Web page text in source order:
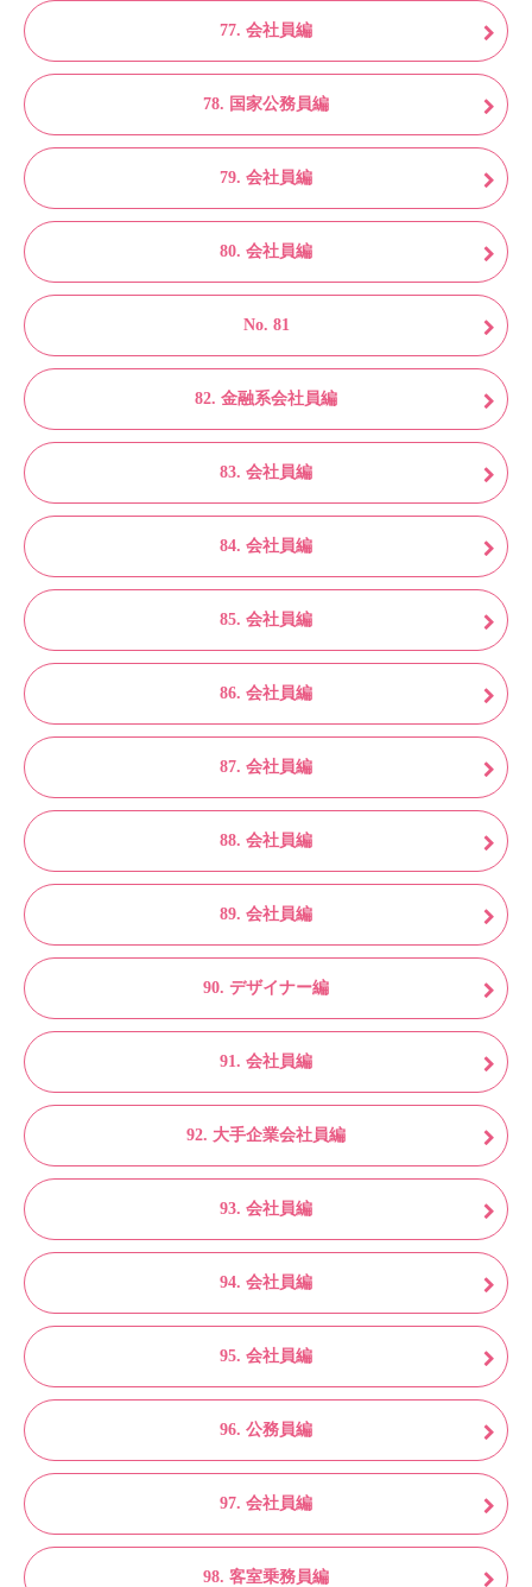
77. 会社員編
78. 国家公務員編
79. 会社員編
80. 会社員編
No. 81
82. 金融系会社員編
83. 会社員編
84. 会社員編
85. 会社員編
86. 会社員編
87. 会社員編
88. 会社員編
89. 会社員編
90. デザイナー編
91. 会社員編
92. 大手企業会社員編
93. 会社員編
94. 会社員編
95. 会社員編
96. 公務員編
97. 会社員編
98. 客室乗務員編